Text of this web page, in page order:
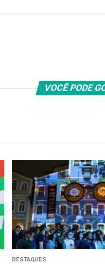
VOCÊ PODE
DESTAQUES